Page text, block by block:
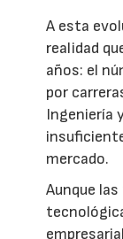
A esta
realidad
años: el
por
Ingeniería
mercado.
Aunque